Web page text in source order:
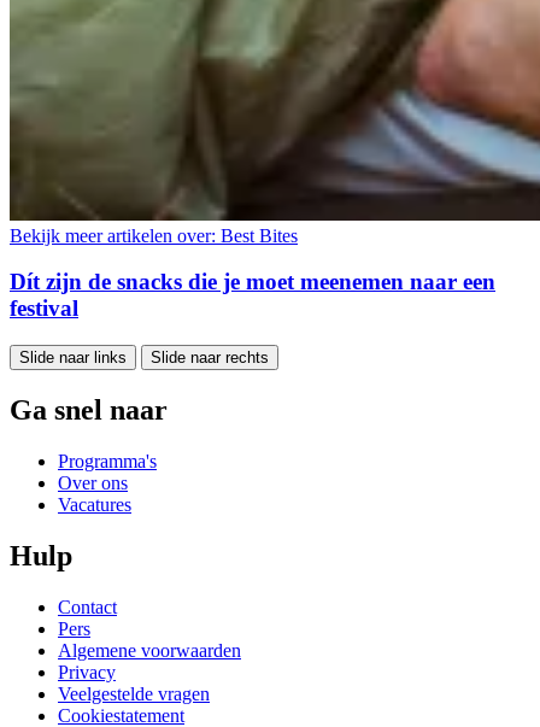
Bekijk meer artikelen over: Best Bites
Dít zijn de snacks die je moet meenemen naar een
festival
Slide naar links Slide naar rechts
Ga snel naar
Programma's
Over ons
Vacatures
Hulp
Contact
Pers
Algemene voorwaarden
Privacy
Veelgestelde vragen
Cookiestatement